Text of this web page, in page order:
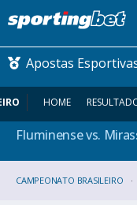
Apostas
CONMEBOL
FUTEBOL
HOME
Fluminense vs.
CAMPEONATO BRASILEIRO